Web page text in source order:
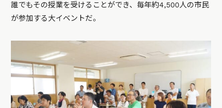
誰でもその授業を受けることができ、毎年約4,500人の市民
が参加する大イベントだ。